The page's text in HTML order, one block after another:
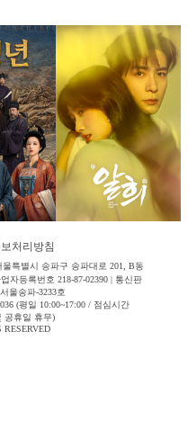
처리방침
특별시 송파구 송파대로 201, B동
자등록번호 218-87-02390 | 통신판
울송파-3233호
(평일 10:00~17:00 / 점심시간
공휴일 휴무)
RESERVED